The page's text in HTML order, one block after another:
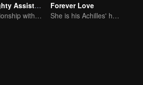
My Naughty Assistant
In a relationship with an idol
Forever Love
She is his Achilles' heel and his armor